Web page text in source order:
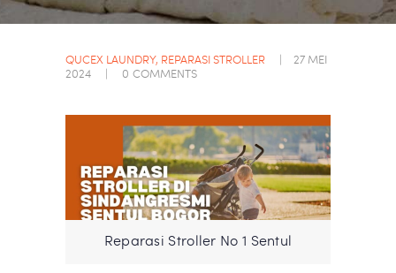
QUCEX LAUNDRY, REPARASI STROLLER
27 MEI
2024
0 COMMENTS
Reparasi Stroller No 1 Sentul